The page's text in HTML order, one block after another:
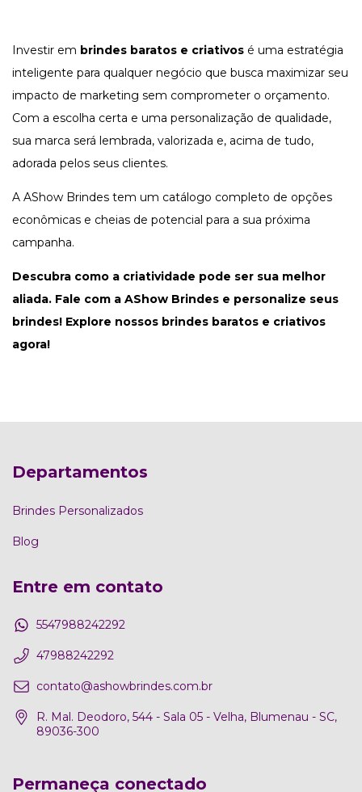
Investir em brindes baratos e criativos é uma estratégia
inteligente para qualquer negócio que busca maximizar seu
impacto de marketing sem comprometer o orçamento.
Com a escolha certa e uma personalização de qualidade,
sua marca será lembrada, valorizada e, acima de tudo,
adorada pelos seus clientes.
A AShow Brindes tem um catálogo completo de opções
econômicas e cheias de potencial para a sua próxima
campanha.
Descubra como a criatividade pode ser sua melhor
aliada. Fale com a AShow Brindes e personalize seus
brindes! Explore nossos brindes baratos e criativos
agora!
Departamentos
Brindes Personalizados
Blog
Entre em contato
5547988242292
47988242292
contato@ashowbrindes.com.br
R. Mal. Deodoro, 544 - Sala 05 - Velha, Blumenau - SC,
89036-300
Permaneça conectado